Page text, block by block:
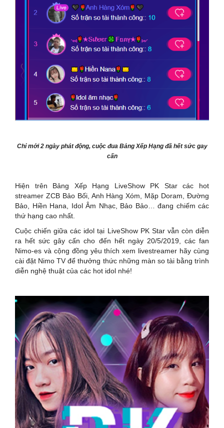
Chỉ mới 2 ngày phát động, cuộc đua Bảng Xếp Hạng đã hết sức gay
cấn
Hiện trên Bảng Xếp Hạng LiveShow PK Star các hot
streamer ZCB Bảo Bối, Anh Hàng Xóm, Mặp Doram, Đường
Bảo, Hiền Hana, Idol Âm Nhạc, Bảo Bảo… đang chiếm các
thứ hạng cao nhất.
Cuộc chiến giữa các idol tại LiveShow PK Star vẫn còn diễn
ra hết sức gây cấn cho đến hết ngày 20/5/2019, các fan
Nimo-es và cộng đồng yêu thích xem livestreamer hãy cùng
cài đặt Nimo TV để thưởng thức những màn so tài bằng trình
diễn nghệ thuật của các hot idol nhé!